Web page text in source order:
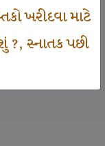
ખરીદવા માટે
?, સ્નાતક પછી